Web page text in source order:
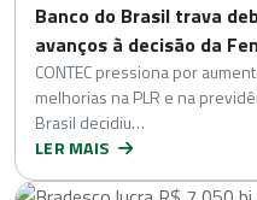
Banco do Brasil trava
avanços à decisão da
CONTEC pressiona por
melhorias na PLR e na
Brasil decidiu…
LER MAIS